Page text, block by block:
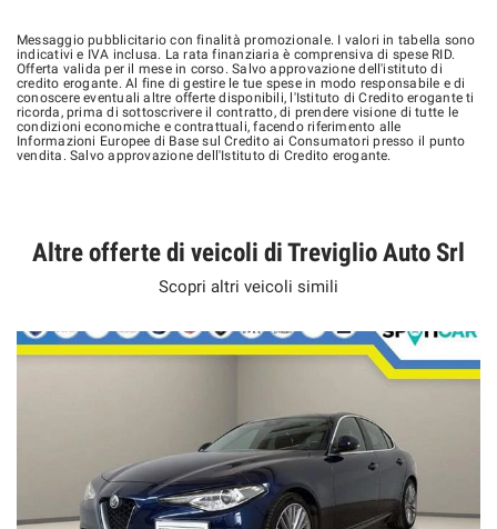
Messaggio pubblicitario con finalità promozionale. I valori in tabella sono
indicativi e IVA inclusa. La rata finanziaria è comprensiva di spese RID.
Offerta valida per il mese in corso. Salvo approvazione dell'istituto di
credito erogante. Al fine di gestire le tue spese in modo responsabile e di
conoscere eventuali altre offerte disponibili, l'Istituto di Credito erogante ti
ricorda, prima di sottoscrivere il contratto, di prendere visione di tutte le
condizioni economiche e contrattuali, facendo riferimento alle
Informazioni Europee di Base sul Credito ai Consumatori presso il punto
vendita. Salvo approvazione dell'Istituto di Credito erogante.
Altre offerte di veicoli di Treviglio Auto Srl
Scopri altri veicoli simili